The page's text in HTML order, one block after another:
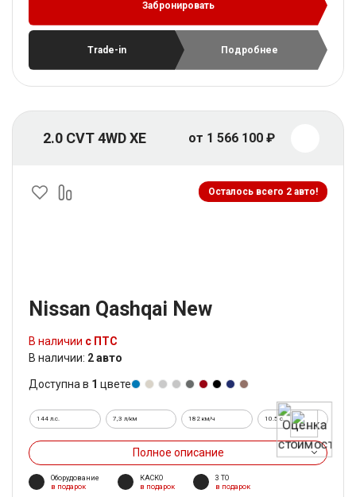
Забронировать
Trade-in Подробнее
2.0 CVT 4WD XE от 1 566 100 ₽
Осталось всего 2 авто!
Nissan Qashqai New
В наличии с ПТС
В наличии: 2 авто
Доступна в 1 цвете
144 л.с. 7,3 л/км 182 км/ч 10.5 c.
Полное описание
Оборудование
в подарок
КАСКО
в подарок
3 ТО
в подарок